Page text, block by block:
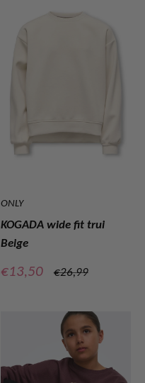
ONLY
KOGADA wide fit trui
Beige
Verkoopprijs
€13,50
Normale
€26,99